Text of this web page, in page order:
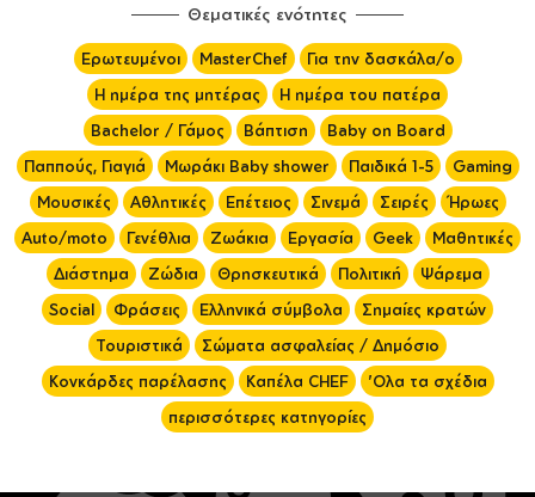
Θεματικές ενότητες
Ερωτευμένοι MasterChef
Για την δασκάλα/ο
Η ημέρα της μητέρας
Η ημέρα του πατέρα
Bachelor / Γάμος
Βάπτιση
Baby on Board
Παππούς, Γιαγιά
Μωράκι Baby shower Παιδικά 1-5
Gaming
Μουσικές
Αθλητικές Επέτειος Σινεμά Σειρές
Ήρωες
Auto/moto
Γενέθλια Ζωάκια Εργασία Geek
Μαθητικές
Διάστημα
Ζώδια Θρησκευτικά Πολιτική
Ψάρεμα
Social
Φράσεις Ελληνικά σύμβολα
Σημαίες κρατών
Τουριστικά
Σώματα ασφαλείας / Δημόσιο
Κονκάρδες παρέλασης
Καπέλα CHEF
'Ολα τα σχέδια
περισσότερες κατηγορίες